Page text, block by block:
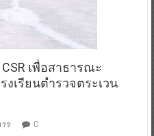
เพื่อสาธารณะ
เรียนตำรวจตระเวน
ร 0